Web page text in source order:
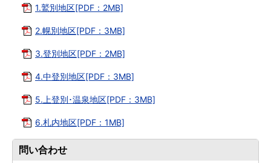
1.鷲別地区[PDF：2MB]
2.幌別地区[PDF：3MB]
3.登別地区[PDF：2MB]
4.中登別地区[PDF：3MB]
5.上登別･温泉地区[PDF：3MB]
6.札内地区[PDF：1MB]
問い合わせ